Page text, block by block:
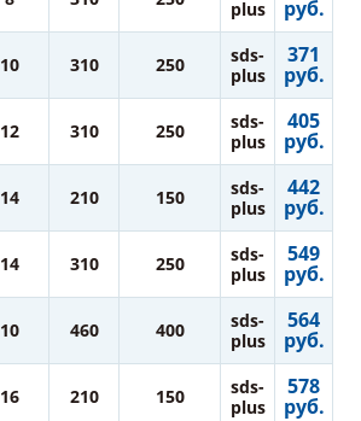
plus
руб.
10 310 250
sds-
plus
371
руб.
12 310 250
sds-
plus
405
руб.
14 210 150
sds-
plus
442
руб.
14 310 250
sds-
plus
549
руб.
10 460 400
sds-
plus
564
руб.
16 210 150
sds-
plus
578
руб.